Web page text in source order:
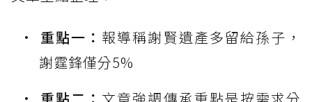
重點一： 報導稱謝賢遺產多留給孫子，
謝霆鋒僅分5%